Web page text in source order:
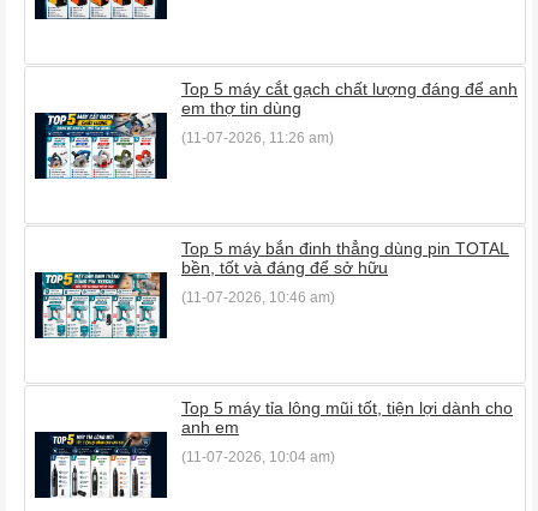
Top 5 máy cắt gạch chất lượng đáng để anh
em thợ tin dùng
(11-07-2026, 11:26 am)
Top 5 máy bắn đinh thẳng dùng pin TOTAL
bền, tốt và đáng để sở hữu
(11-07-2026, 10:46 am)
Top 5 máy tỉa lông mũi tốt, tiện lợi dành cho
anh em
(11-07-2026, 10:04 am)